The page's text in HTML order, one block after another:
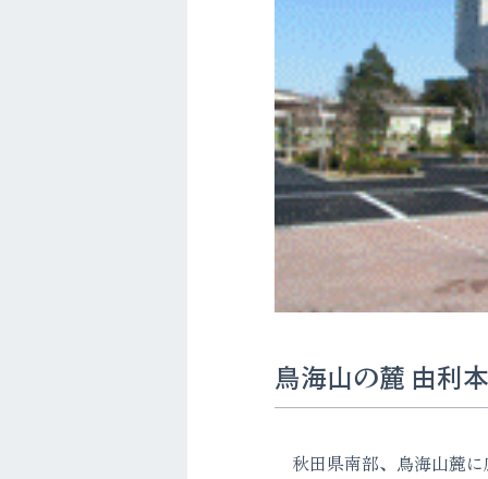
鳥海山の麓 由利
秋田県南部、鳥海山麓